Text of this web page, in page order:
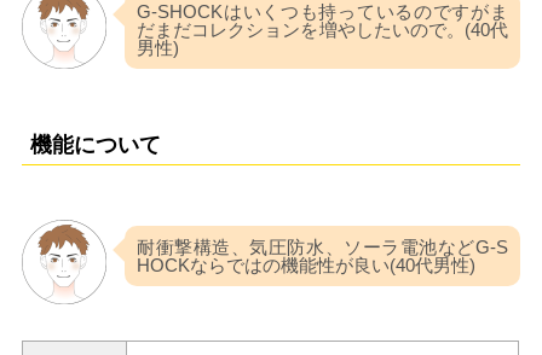
G-SHOCKはいくつも持っているのですがま
だまだコレクションを増やしたいので。(40代
男性)
機能について
耐衝撃構造、気圧防水、ソーラ電池などG-S
HOCKならではの機能性が良い(40代男性)